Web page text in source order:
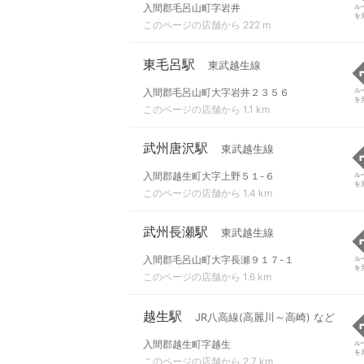
入間郡毛呂山町字岩井
このページの店舗から 222 m
ル
を
東毛呂駅 東武越生線
入間郡毛呂山町大字岩井２３５６
このページの店舗から 1.1 km
ル
を
武州唐沢駅 東武越生線
入間郡越生町大字上野５１-６
このページの店舗から 1.4 km
ル
を
武州長瀬駅 東武越生線
入間郡毛呂山町大字長瀬９１７-１
このページの店舗から 1.6 km
ル
を
越生駅 JR八高線(高麗川～高崎) など
入間郡越生町字越生
このページの店舗から 2.7 km
ル
を